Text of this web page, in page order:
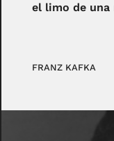
el limo de una
FRANZ KAFKA